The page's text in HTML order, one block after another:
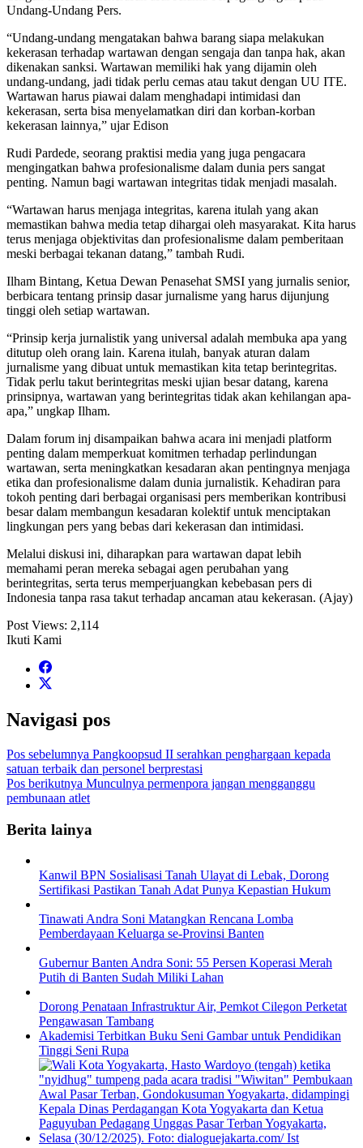
Undang-Undang Pers.
“Undang-undang mengatakan bahwa barang siapa melakukan
kekerasan terhadap wartawan dengan sengaja dan tanpa hak, akan
dikenakan sanksi. Wartawan memiliki hak yang dijamin oleh
undang-undang, jadi tidak perlu cemas atau takut dengan UU ITE.
Wartawan harus piawai dalam menghadapi intimidasi dan
kekerasan, serta bisa menyelamatkan diri dan korban-korban
kekerasan lainnya,” ujar Edison
Rudi Pardede, seorang praktisi media yang juga pengacara
mengingatkan bahwa profesionalisme dalam dunia pers sangat
penting. Namun bagi wartawan integritas tidak menjadi masalah.
“Wartawan harus menjaga integritas, karena itulah yang akan
memastikan bahwa media tetap dihargai oleh masyarakat. Kita harus
terus menjaga objektivitas dan profesionalisme dalam pemberitaan
meski berbagai tekanan datang,” tambah Rudi.
Ilham Bintang, Ketua Dewan Penasehat SMSI yang jurnalis senior,
berbicara tentang prinsip dasar jurnalisme yang harus dijunjung
tinggi oleh setiap wartawan.
“Prinsip kerja jurnalistik yang universal adalah membuka apa yang
ditutup oleh orang lain. Karena itulah, banyak aturan dalam
jurnalisme yang dibuat untuk memastikan kita tetap berintegritas.
Tidak perlu takut berintegritas meski ujian besar datang, karena
prinsipnya, wartawan yang berintegritas tidak akan kehilangan apa-
apa,” ungkap Ilham.
Dalam forum inj disampaikan bahwa acara ini menjadi platform
penting dalam memperkuat komitmen terhadap perlindungan
wartawan, serta meningkatkan kesadaran akan pentingnya menjaga
etika dan profesionalisme dalam dunia jurnalistik. Kehadiran para
tokoh penting dari berbagai organisasi pers memberikan kontribusi
besar dalam membangun kesadaran kolektif untuk menciptakan
lingkungan pers yang bebas dari kekerasan dan intimidasi.
Melalui diskusi ini, diharapkan para wartawan dapat lebih
memahami peran mereka sebagai agen perubahan yang
berintegritas, serta terus memperjuangkan kebebasan pers di
Indonesia tanpa rasa takut terhadap ancaman atau kekerasan. (Ajay)
Post Views: 2,114
Ikuti Kami
Navigasi pos
Pos sebelumnya Pangkoopsud II serahkan penghargaan kepada
satuan terbaik dan personel berprestasi
Pos berikutnya Munculnya permenpora jangan mengganggu
pembunaan atlet
Berita lainya
Kanwil BPN Sosialisasi Tanah Ulayat di Lebak, Dorong
Sertifikasi Pastikan Tanah Adat Punya Kepastian Hukum
Tinawati Andra Soni Matangkan Rencana Lomba
Pemberdayaan Keluarga se-Provinsi Banten
Gubernur Banten Andra Soni: 55 Persen Koperasi Merah
Putih di Banten Sudah Miliki Lahan
Dorong Penataan Infrastruktur Air, Pemkot Cilegon Perketat
Pengawasan Tambang
Akademisi Terbitkan Buku Seni Gambar untuk Pendidikan
Tinggi Seni Rupa